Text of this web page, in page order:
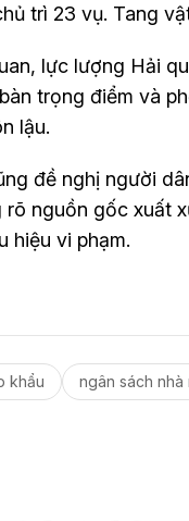
trì 23 vụ. Tang
lực lượng Hải
trọng điểm và
lậu.
đề nghị người
rõ nguồn gốc xuất
hiệu vi phạm.
khẩu ngân sách nhà